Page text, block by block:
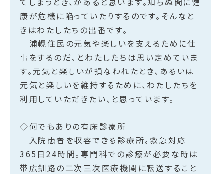
康が危機に陥っていたりするのです。そんなと
きはわたしたちの出番です。
浦幌住民の元気や楽しいを支えるために仕
事をするのだ、とわたしたちは思い定めていま
す。元気と楽しいが損なわれたとき、あるいは
元気と楽しいを維持するために、わたしたちを
利用していただきたい、と思っています。
◇何でもありの有床診療所
入院患者を収容できる診療所。救急対応
365日24時間。専門科での診療が必要な時は
帯広釧路の二次三次医療機関に転送すること